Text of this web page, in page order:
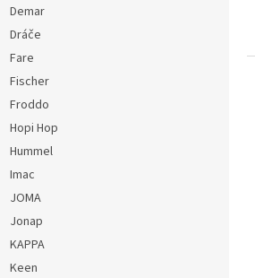
Demar
Dráče
Fare
Fischer
Froddo
Hopi Hop
Hummel
Imac
JOMA
Jonap
KAPPA
Keen